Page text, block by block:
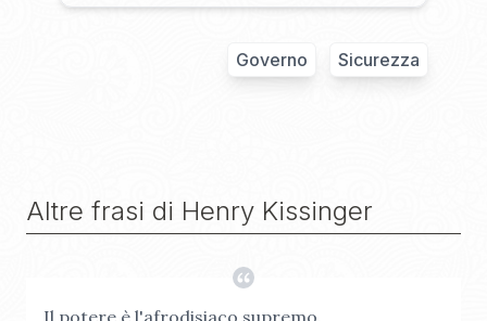
Governo Sicurezza
Altre frasi di Henry Kissinger
Il potere è l'afrodisiaco supremo.